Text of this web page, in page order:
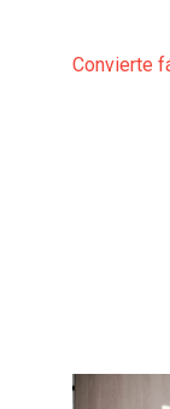
Convierte